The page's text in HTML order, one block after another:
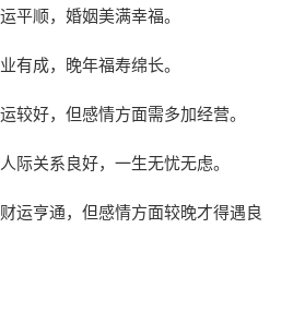
平顺，婚姻美满幸福。
有成，晚年福寿绵长。
较好，但感情方面需多加经营。
际关系良好，一生无忧无虑。
运亨通，但感情方面较晚才得遇良